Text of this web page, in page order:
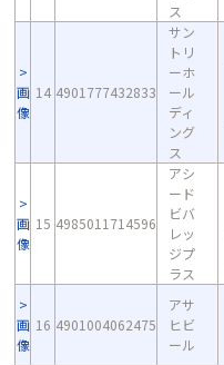
ス
画
像
14 4901777432833
サン
トリ
ーホ
ール
ディ
ング
ス
画
像
15 4985011714596
アシ
ード
ビバ
レッ
ジプ
ラス
画
像
16 4901004062475
アサ
ヒビ
ール